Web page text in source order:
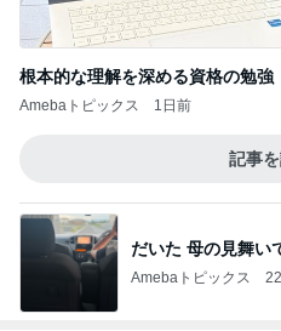
根本的な理解を深める資格の勉強
Amebaトピックス 1日前
記事
だいた 母の見舞い
Amebaトピックス